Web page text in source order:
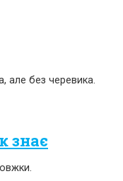
але без черевика.
знає